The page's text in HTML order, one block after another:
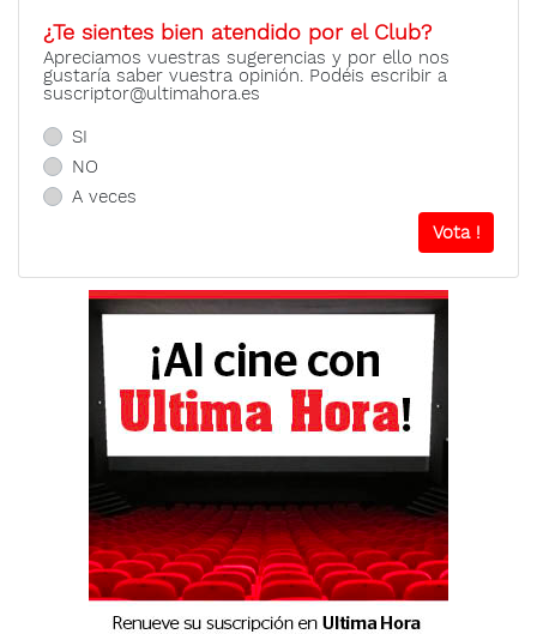
¿Te sientes bien atendido por el Club?
Apreciamos vuestras sugerencias y por ello nos
gustaría saber vuestra opinión. Podéis escribir a
suscriptor@ultimahora.es
SI
NO
A veces